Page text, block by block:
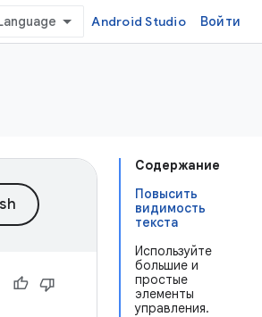
Android Studio Войти
Содержание
Повысить
видимость
текста
Используйте
большие и
простые
элементы
управления.